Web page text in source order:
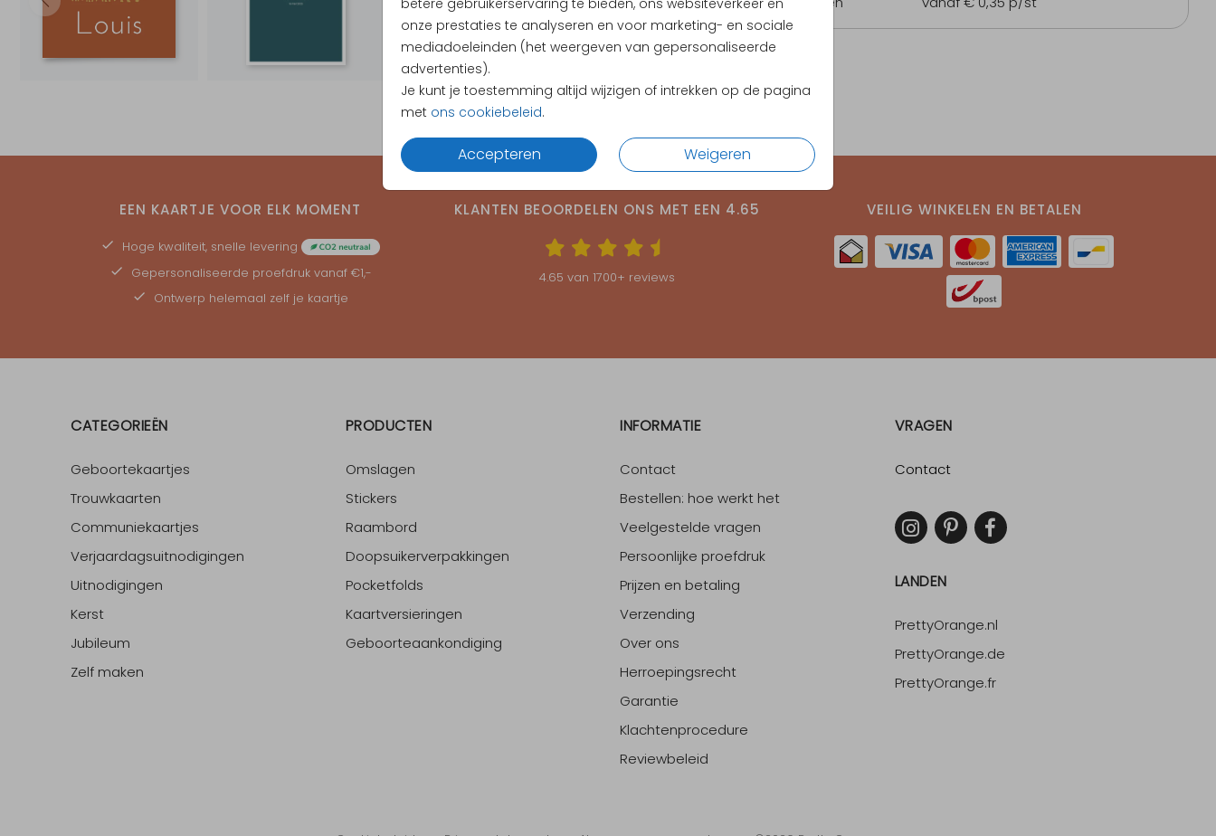
betere gebruikerservaring te bieden, ons websiteverkeer en
onze prestaties te analyseren en voor marketing- en sociale
mediadoeleinden (het weergeven van gepersonaliseerde
advertenties).
Je kunt je toestemming altijd wijzigen of intrekken op de pagina
met ons cookiebeleid.
Accepteren Weigeren
EEN KAARTJE VOOR ELK MOMENT
Hoge kwaliteit, snelle levering
Gepersonaliseerde proefdrukvanaf €1,-
Ontwerp helemaal zelf je kaartje
KLANTEN BEOORDELEN ONS MET EEN 4.65
4.65 van 1700+ reviews
VEILIG WINKELEN EN BETALEN
CATEGORIEËN
Geboortekaartjes
Trouwkaarten
Communiekaartjes
Verjaardagsuitnodigingen
Uitnodigingen
Kerst
Jubileum
Zelf maken
PRODUCTEN
Omslagen
Stickers
Raambord
Doopsuikerverpakkingen
Pocketfolds
Kaartversieringen
Geboorteaankondiging
INFORMATIE
Contact
Bestellen: hoe werkt het
Veelgestelde vragen
Persoonlijke proefdruk
Prijzen en betaling
Verzending
Over ons
Herroepingsrecht
Garantie
Klachtenprocedure
Reviewbeleid
VRAGEN
Contact
LANDEN
PrettyOrange.nl
PrettyOrange.de
PrettyOrange.fr